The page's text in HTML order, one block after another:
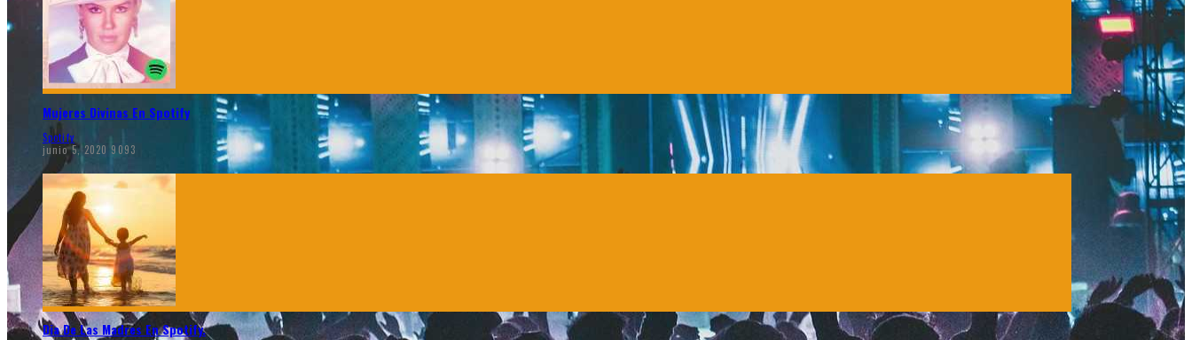
Mujeres Divinas En Spotify
Spotify
junio 5, 2020 9093
Dia De Las Madres En Spotify.